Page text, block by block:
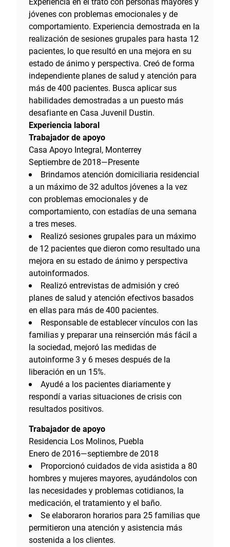
jóvenes con problemas emocionales y de
comportamiento. Experiencia demostrada en la
realización de sesiones grupales para hasta 12
pacientes, lo que resultó en una mejora en su
estado de ánimo y perspectiva. Creó de forma
independiente planes de salud y atención para
más de 400 pacientes. Busca aplicar sus
habilidades demostradas a un puesto más
desafiante en Casa Juvenil Dustin.
Experiencia laboral
Trabajador de apoyo
Casa Apoyo Integral, Monterrey
Septiembre de 2018—Presente
Brindamos atención domiciliaria residencial
a un máximo de 32 adultos jóvenes a la vez
con problemas emocionales y de
comportamiento, con estadías de una semana
a tres meses.
Realizó sesiones grupales para un máximo
de 12 pacientes que dieron como resultado una
mejora en su estado de ánimo y perspectiva
autoinformados.
Realizó entrevistas de admisión y creó
planes de salud y atención efectivos basados
en ellas para más de 400 pacientes.
Responsable de establecer vínculos con las
familias y preparar una reinserción más fácil a
la sociedad, mejoró las medidas de
autoinforme 3 y 6 meses después de la
liberación en un 15%.
Ayudé a los pacientes diariamente y
respondí a varias situaciones de crisis con
resultados positivos.
Trabajador de apoyo
Residencia Los Molinos, Puebla
Enero de 2016—septiembre de 2018
Proporcionó cuidados de vida asistida a 80
hombres y mujeres mayores, ayudándolos con
las necesidades y problemas cotidianos, la
medicación, el tratamiento y el baño.
Se elaboraron horarios para 25 familias que
permitieron una atención y asistencia más
sostenida a los clientes.